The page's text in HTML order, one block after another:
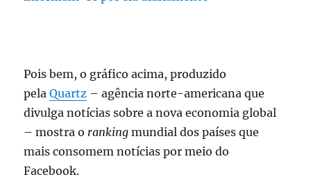
Pois bem, o gráfico acima, produzido
pelaQuartz – agência norte-americana que
divulga notícias sobre a nova economia global
– mostra o ranking mundial dos países que
mais consomem notícias por meio do
Facebook.